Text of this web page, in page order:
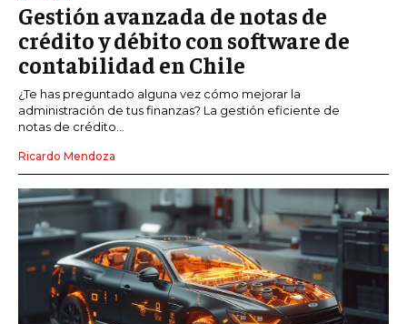
Gestión avanzada de notas de
crédito y débito con software de
contabilidad en Chile
¿Te has preguntado alguna vez cómo mejorar la
administración de tus finanzas? La gestión eficiente de
notas de crédito...
Ricardo Mendoza